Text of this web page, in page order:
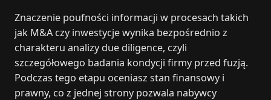
Znaczenie poufności informacji w procesach takich
jak M&A czy inwestycje wynika bezpośrednio z
charakteru analizy due diligence, czyli
szczegółowego badania kondycji firmy przed fuzją.
Podczas tego etapu oceniasz stan finansowy i
prawny, co z jednej strony pozwala nabywcy